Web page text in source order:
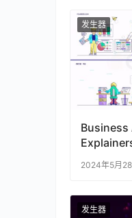
发生器
析解释手
2024年5月28
发生器